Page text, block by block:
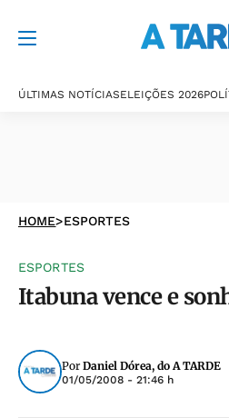
ÚLTIMAS NOTÍCIASELEIÇÕES 2026
HOME>ESPORTES
ESPORTES
Itabuna vence e
Por Daniel Dórea, do A TARDE
01/05/2008 - 21:46 h